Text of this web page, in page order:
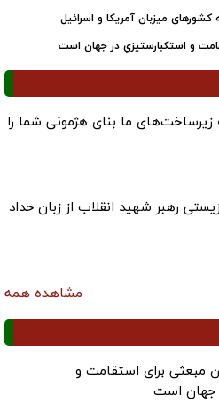
میزبان آمریکا و اسرائیل
و استکبارستیزیِ در جهان است
ما بنای هژمونی شما را
رهبر شهید انقلاب از زبان حداد
مشاهده همه
مبعثی برای استقامت و
جهان است